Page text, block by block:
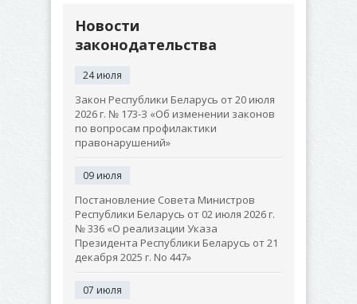
Новости
законодательства
24 июля
Закон Республики Беларусь от 20 июля
2026 г. № 173-З «Об изменении законов
по вопросам профилактики
правонарушений»
09 июля
Постановление Совета Министров
Республики Беларусь от 02 июля 2026 г.
№ 336 «О реализации Указа
Президента Республики Беларусь от 21
декабря 2025 г. No 447»
07 июля